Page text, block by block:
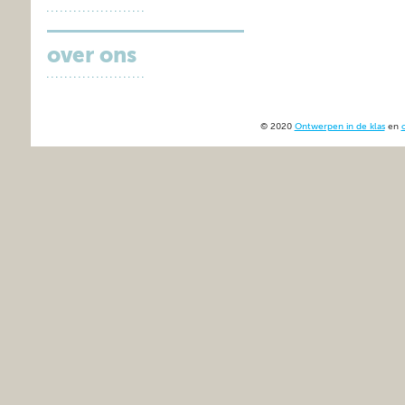
over ons
© 2020 Ontwerpen in de klasen